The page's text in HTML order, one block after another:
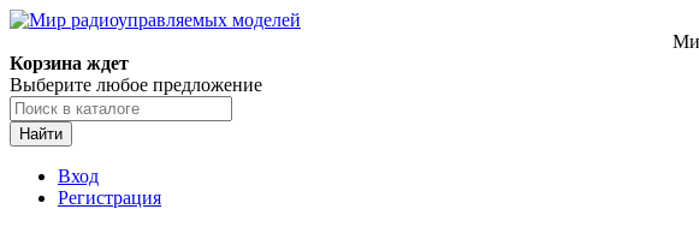
Корзина ждет
Выберите любое предложение
Найти
Вход
Регистрация